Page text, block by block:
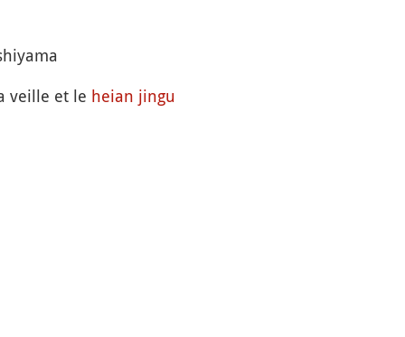
veille et le heian jingu